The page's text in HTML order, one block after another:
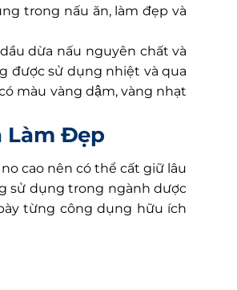
trong nấu ăn, làm đẹp và
dừa nấu nguyên chất và
được sử dụng nhiệt và qua
màu vàng dậm, vàng nhạt
Làm Đẹp
cao nên có thể cất giữ lâu
sử dụng trong ngành dược
từng công dụng hữu ích